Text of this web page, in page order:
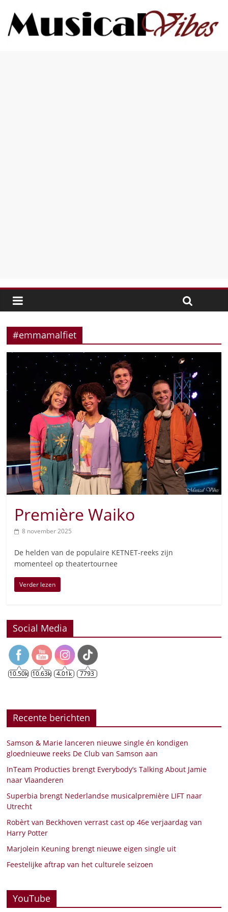
#emmamalfiet
Première Waiko
8 november 2025
De helden van de populaire KETNET-reeks zijn
momenteel op theatertournee
Verder lezen
Social Media
10.50k 10.63k 4.01k 7793
Recente berichten
Samson & Marie lanceren nieuwe single én kondigen
gloednieuwe reeks De Club van Samson aan
InTeam Producties brengt Everybody’s Talking About Jamie
naar Vlaanderen
Superbia brengt Nederlandse musicalpremière LIFT naar
Utrecht
Robèrt van Beckhoven verrast cast op 46e verjaardag van
Harry Potter
Marjolein Keuning brengt nieuwe eigen single uit
Feestelijke aftrap van het culturele seizoen
YouTube